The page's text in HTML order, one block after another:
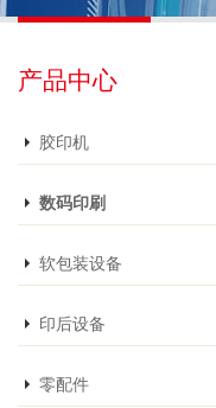
产品中心
胶印机
数码印刷
软包装设备
印后设备
零配件